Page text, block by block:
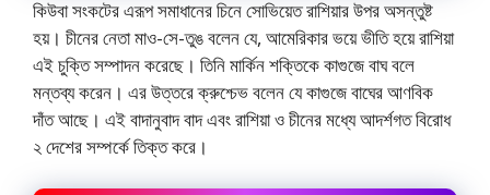
কিউবা সংকটের এরূপ সমাধানের চিনে সোভিয়েত রাশিয়ার উপর অসন্তুষ্ট
হয়। চীনের নেতা মাও-সে-তুঙ বলেন যে, আমেরিকার ভয়ে ভীতি হয়ে রাশিয়া
এই চুক্তি সম্পাদন করেছে। তিনি মার্কিন শক্তিকে কাগুজে বাঘ বলে
মন্তব্য করেন। এর উত্তরে ক্রুশ্চেভ বলেন যে কাগুজে বাঘের আণবিক
দাঁত আছে। এই বাদানুবাদ বাদ এবং রাশিয়া ও চীনের মধ্যে আদর্শগত বিরোধ
২ দেশের সম্পর্কে তিক্ত করে।